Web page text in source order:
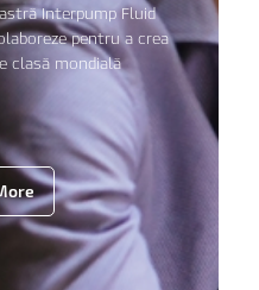
Interpump Fluid
pentru a crea
clasă mondială